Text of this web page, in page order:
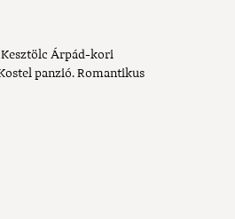
Kesztölc Árpád-kori
panzió. Romantikus